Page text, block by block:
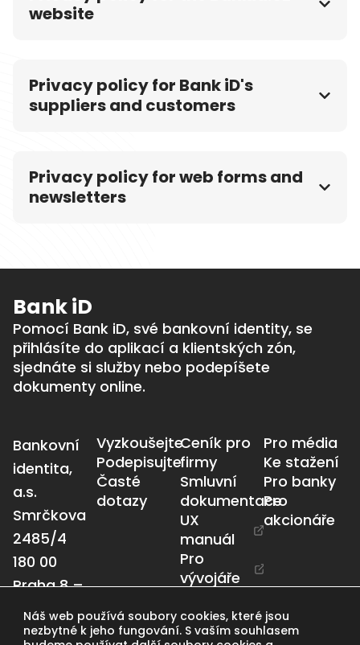
website
Privacy policy for Bank iD's
suppliers and customers
Privacy policy for web forms and
newsletters
Bank iD
Pomocí Bank iD, své bankovní identity, se
přihlásíte do aplikací a klientských zón,
sjednáte si služby nebo podepíšete
dokumenty online.
Bankovní
identita,
a.s.
Smrčkova
2485/4
180 00
Praha 8 –
Libeň
info@bankid.cz
Vyzkoušejte
Podepisujte
Časté
dotazy
Ceník pro
firmy
Smluvní
dokumentace
UX
manuál
Pro
vývojáře
Pro média
Ke stažení
Pro banky
Pro
akcionáře
Náš web používá soubory cookies, které jsou
nezbytné k jeho fungování. S vaším souhlasem